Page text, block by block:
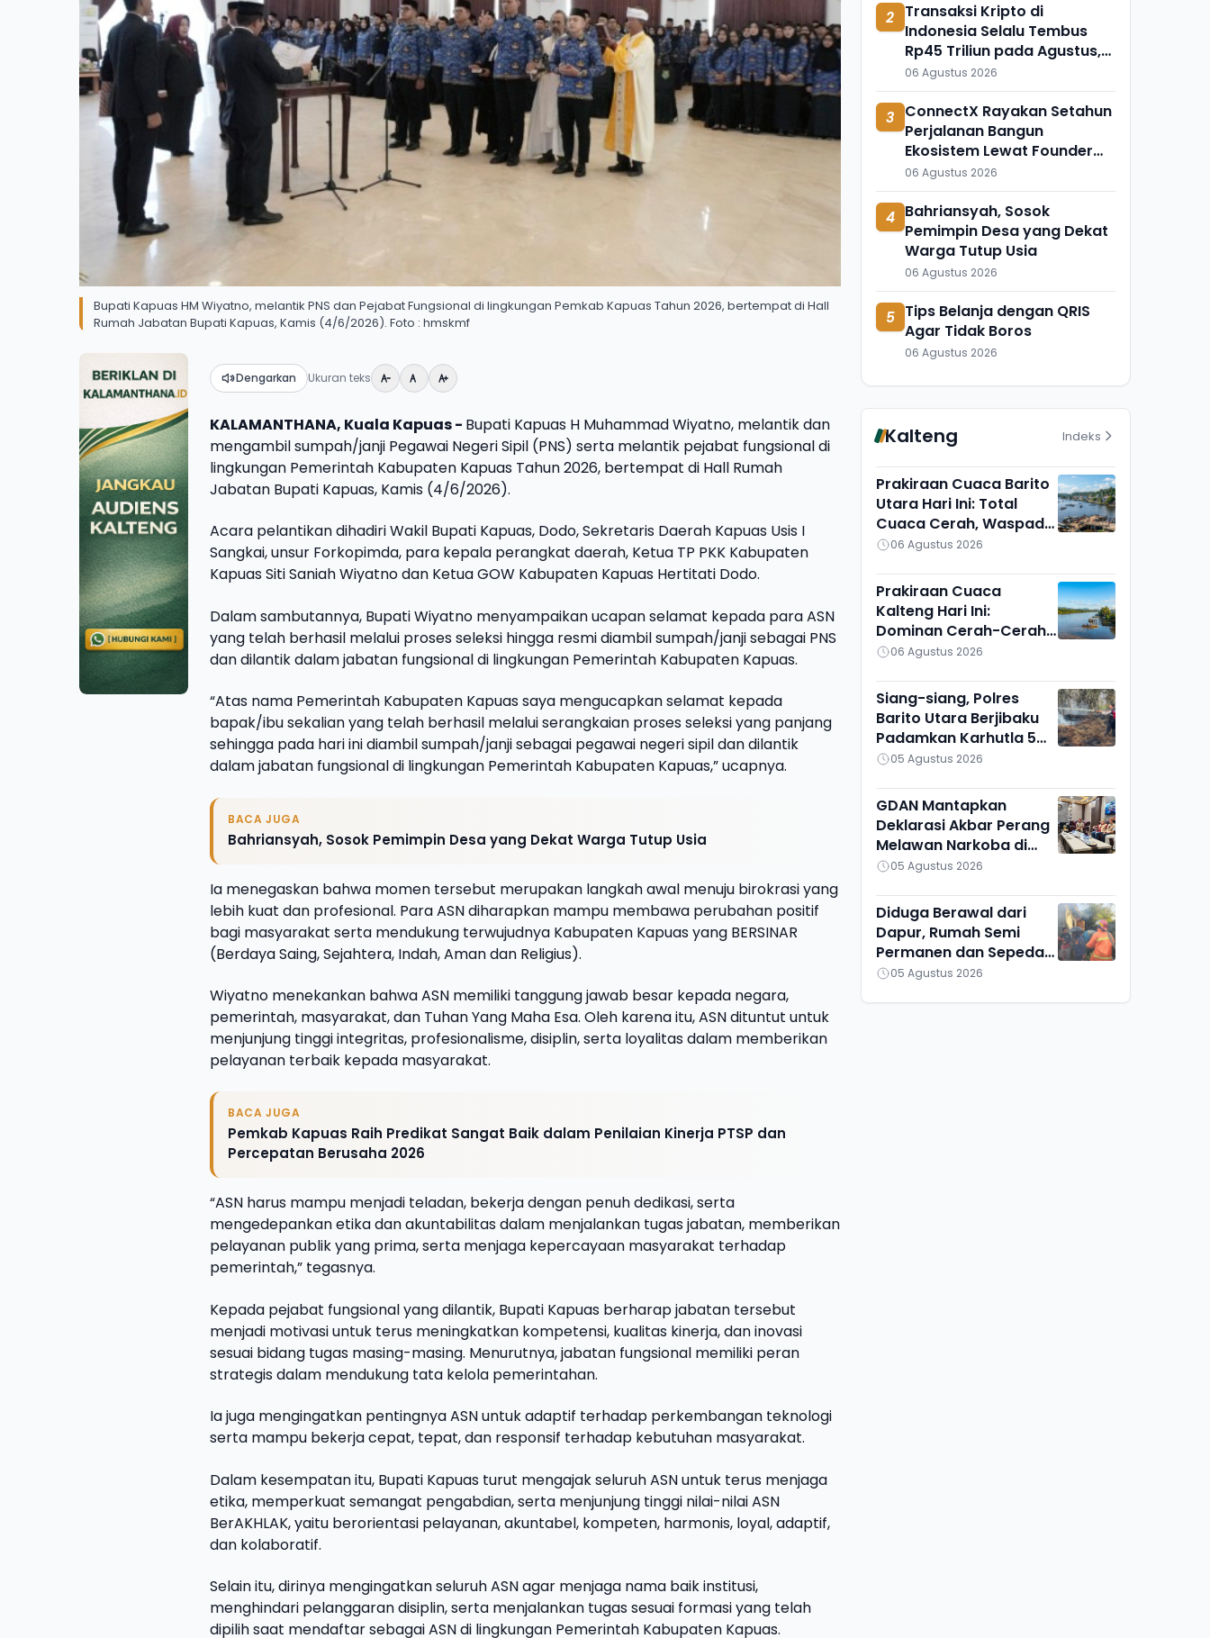
Bupati Kapuas HM Wiyatno, melantik PNS dan Pejabat Fungsional di lingkungan Pemkab Kapuas Tahun 2026, bertempat di Hall
Rumah Jabatan Bupati Kapuas, Kamis (4/6/2026). Foto : hmskmf
Dengarkan Ukuran teks
KALAMANTHANA, Kuala Kapuas - Bupati Kapuas H Muhammad Wiyatno, melantik dan
mengambil sumpah/janji Pegawai Negeri Sipil (PNS) serta melantik pejabat fungsional di
lingkungan Pemerintah Kabupaten Kapuas Tahun 2026, bertempat di Hall Rumah
Jabatan Bupati Kapuas, Kamis (4/6/2026).
Acara pelantikan dihadiri Wakil Bupati Kapuas, Dodo, Sekretaris Daerah Kapuas Usis I
Sangkai, unsur Forkopimda, para kepala perangkat daerah, Ketua TP PKK Kabupaten
Kapuas Siti Saniah Wiyatno dan Ketua GOW Kabupaten Kapuas Hertitati Dodo.
Dalam sambutannya, Bupati Wiyatno menyampaikan ucapan selamat kepada para ASN
yang telah berhasil melalui proses seleksi hingga resmi diambil sumpah/janji sebagai PNS
dan dilantik dalam jabatan fungsional di lingkungan Pemerintah Kabupaten Kapuas.
“Atas nama Pemerintah Kabupaten Kapuas saya mengucapkan selamat kepada
bapak/ibu sekalian yang telah berhasil melalui serangkaian proses seleksi yang panjang
sehingga pada hari ini diambil sumpah/janji sebagai pegawai negeri sipil dan dilantik
dalam jabatan fungsional di lingkungan Pemerintah Kabupaten Kapuas,” ucapnya.
BACA JUGA
Bahriansyah, Sosok Pemimpin Desa yang Dekat Warga Tutup Usia
Ia menegaskan bahwa momen tersebut merupakan langkah awal menuju birokrasi yang
lebih kuat dan profesional. Para ASN diharapkan mampu membawa perubahan positif
bagi masyarakat serta mendukung terwujudnya Kabupaten Kapuas yang BERSINAR
(Berdaya Saing, Sejahtera, Indah, Aman dan Religius).
Wiyatno menekankan bahwa ASN memiliki tanggung jawab besar kepada negara,
pemerintah, masyarakat, dan Tuhan Yang Maha Esa. Oleh karena itu, ASN dituntut untuk
menjunjung tinggi integritas, profesionalisme, disiplin, serta loyalitas dalam memberikan
pelayanan terbaik kepada masyarakat.
BACA JUGA
Pemkab Kapuas Raih Predikat Sangat Baik dalam Penilaian Kinerja PTSP dan
Percepatan Berusaha 2026
“ASN harus mampu menjadi teladan, bekerja dengan penuh dedikasi, serta
mengedepankan etika dan akuntabilitas dalam menjalankan tugas jabatan, memberikan
pelayanan publik yang prima, serta menjaga kepercayaan masyarakat terhadap
pemerintah,” tegasnya.
Kepada pejabat fungsional yang dilantik, Bupati Kapuas berharap jabatan tersebut
menjadi motivasi untuk terus meningkatkan kompetensi, kualitas kinerja, dan inovasi
sesuai bidang tugas masing-masing. Menurutnya, jabatan fungsional memiliki peran
strategis dalam mendukung tata kelola pemerintahan.
Ia juga mengingatkan pentingnya ASN untuk adaptif terhadap perkembangan teknologi
serta mampu bekerja cepat, tepat, dan responsif terhadap kebutuhan masyarakat.
Dalam kesempatan itu, Bupati Kapuas turut mengajak seluruh ASN untuk terus menjaga
etika, memperkuat semangat pengabdian, serta menjunjung tinggi nilai-nilai ASN
BerAKHLAK, yaitu berorientasi pelayanan, akuntabel, kompeten, harmonis, loyal, adaptif,
dan kolaboratif.
Selain itu, dirinya mengingatkan seluruh ASN agar menjaga nama baik institusi,
menghindari pelanggaran disiplin, serta menjalankan tugas sesuai formasi yang telah
dipilih saat mendaftar sebagai ASN di lingkungan Pemerintah Kabupaten Kapuas.
2 Transaksi Kripto di
Indonesia Selalu Tembus
Rp45 Triliun pada Agustus,
Apa Penyebabnya?
06 Agustus 2026
3 ConnectX Rayakan Setahun
Perjalanan Bangun
Ekosistem Lewat Founder
dan Builder Summit 2026
06 Agustus 2026
4 Bahriansyah, Sosok
Pemimpin Desa yang Dekat
Warga Tutup Usia
06 Agustus 2026
5 Tips Belanja dengan QRIS
Agar Tidak Boros
06 Agustus 2026
Kalteng Indeks
Prakiraan Cuaca Barito
Utara Hari Ini: Total
Cuaca Cerah, Waspadai
Munculnya Titik Api
06 Agustus 2026
Prakiraan Cuaca
Kalteng Hari Ini:
Dominan Cerah-Cerah
Berawan, Gunung Mas
06 Agustus 2026
Siang-siang, Polres
Barito Utara Berjibaku
Padamkan Karhutla 5
Hektare di Bintang
05 Agustus 2026
GDAN Mantapkan
Deklarasi Akbar Perang
Melawan Narkoba di
Kalteng
05 Agustus 2026
Diduga Berawal dari
Dapur, Rumah Semi
Permanen dan Sepeda
Motor di Ketapang
05 Agustus 2026